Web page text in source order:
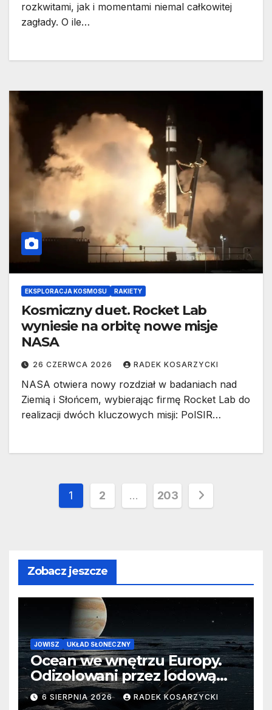
rozkwitami, jak i momentami niemal całkowitej
zagłady. O ile…
EKSPLORACJA KOSMOSU RAKIETY
Kosmiczny duet. Rocket Lab
wyniesie na orbitę nowe misje
NASA
26 CZERWCA 2026 RADEK KOSARZYCKI
NASA otwiera nowy rozdział w badaniach nad
Ziemią i Słońcem, wybierając firmę Rocket Lab do
realizacji dwóch kluczowych misji: PolSIR…
Stronicowanie
1 2 … 203
Zobacz jeszcze
JOWISZ UKŁAD SŁONECZNY
Ocean we wnętrzu Europy.
Odizolowani przez lodową
barierę
6 SIERPNIA 2026 RADEK KOSARZYCKI